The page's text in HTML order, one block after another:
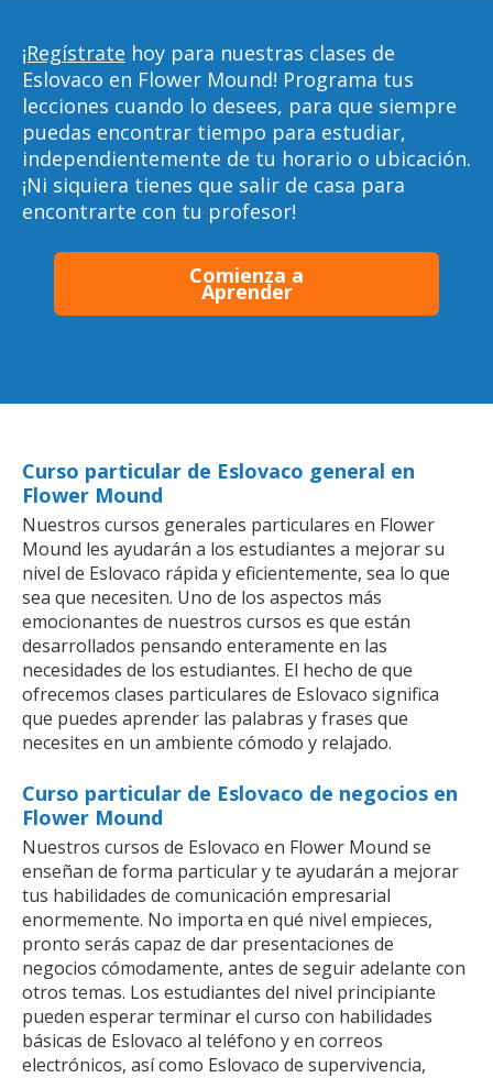
¡Regístrate hoy para nuestras clases de
Eslovaco en Flower Mound! Programa tus
lecciones cuando lo desees, para que siempre
puedas encontrar tiempo para estudiar,
independientemente de tu horario o ubicación.
¡Ni siquiera tienes que salir de casa para
encontrarte con tu profesor!
Comienza a
Aprender
Curso particular de Eslovaco general en
Flower Mound
Nuestros cursos generales particulares en Flower
Mound les ayudarán a los estudiantes a mejorar su
nivel de Eslovaco rápida y eficientemente, sea lo que
sea que necesiten. Uno de los aspectos más
emocionantes de nuestros cursos es que están
desarrollados pensando enteramente en las
necesidades de los estudiantes. El hecho de que
ofrecemos clases particulares de Eslovaco significa
que puedes aprender las palabras y frases que
necesites en un ambiente cómodo y relajado.
Curso particular de Eslovaco de negocios en
Flower Mound
Nuestros cursos de Eslovaco en Flower Mound se
enseñan de forma particular y te ayudarán a mejorar
tus habilidades de comunicación empresarial
enormemente. No importa en qué nivel empieces,
pronto serás capaz de dar presentaciones de
negocios cómodamente, antes de seguir adelante con
otros temas. Los estudiantes del nivel principiante
pueden esperar terminar el curso con habilidades
básicas de Eslovaco al teléfono y en correos
electrónicos, así como Eslovaco de supervivencia,